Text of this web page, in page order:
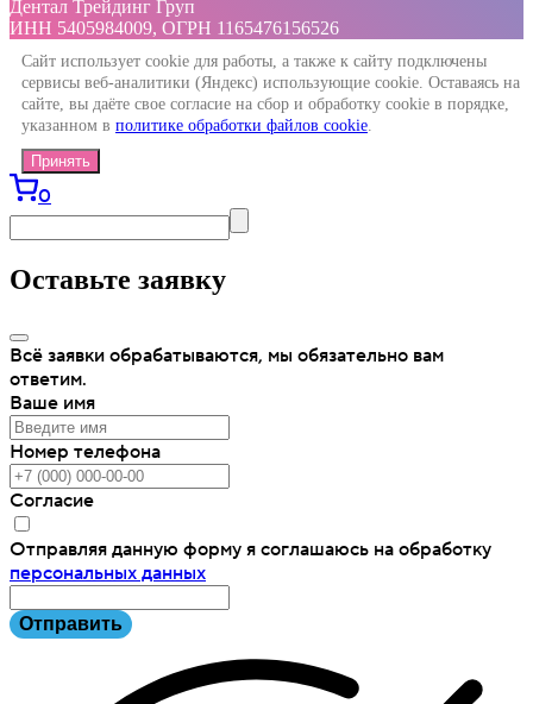
Дентал Трейдинг Груп
ИНН 5405984009, ОГРН 1165476156526
Сайт использует cookie для работы, а также к сайту подключены
сервисы веб-аналитики (Яндекс) использующие cookie. Оставаясь на
сайте, вы даёте свое согласие на сбор и обработку cookie в порядке,
указанном в политике обработки файлов cookie.
Принять
0
Оставьте заявку
Всё заявки обрабатываются, мы обязательно вам
ответим.
Ваше имя
Номер телефона
Согласие
Отправляя данную форму я соглашаюсь на обработку
персональных данных
Отправить